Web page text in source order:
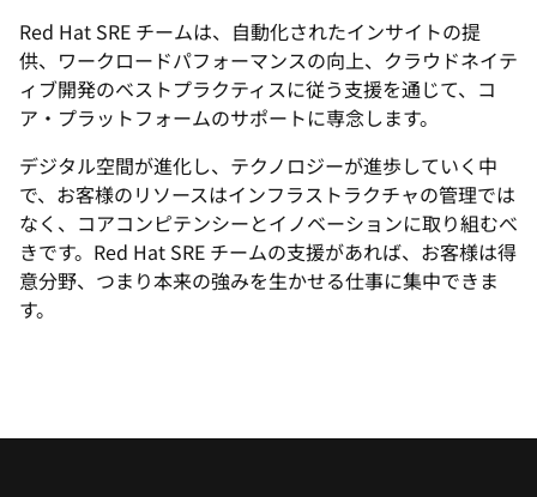
Red Hat SRE チームは、自動化されたインサイトの提
供、ワークロードパフォーマンスの向上、クラウドネイテ
ィブ開発のベストプラクティスに従う支援を通じて、コ
ア・プラットフォームのサポートに専念します。
デジタル空間が進化し、テクノロジーが進歩していく中
で、お客様のリソースはインフラストラクチャの管理では
なく、コアコンピテンシーとイノベーションに取り組むべ
きです。Red Hat SRE チームの支援があれば、お客様は得
意分野、つまり本来の強みを生かせる仕事に集中できま
す。